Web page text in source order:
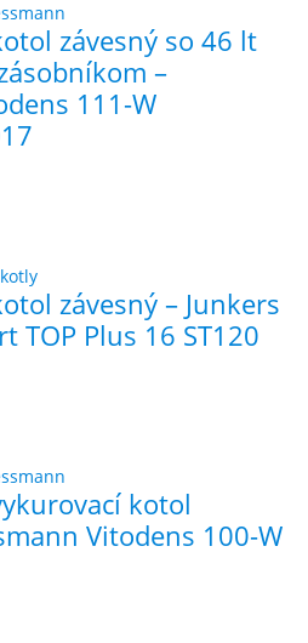
závesný so 46 lt
–
111-W
závesný – Junkers
TOP Plus 16 ST120
kotol
Vitodens 100-W